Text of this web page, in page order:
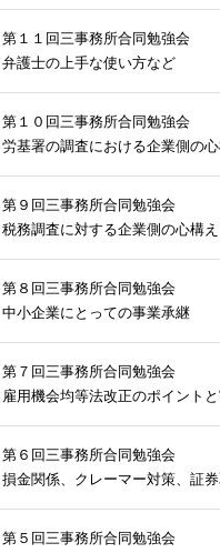
第１１回三事務所合同勉強会
弁護士の上手な使い方など
第１０回三事務所合同勉強会
労基署の調査における企業側の
第９回三事務所合同勉強会
税務調査に対する企業側の心構
第８回三事務所合同勉強会
中小企業にとっての事業承継
第７回三事務所合同勉強会
雇用機会均等法改正のポイント
第６回三事務所合同勉強会
損金関係、クレーマー対策、証
第５回三事務所合同勉強会